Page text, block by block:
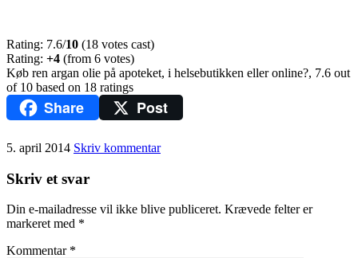
Rating: 7.6/10 (18 votes cast)
Rating: +4 (from 6 votes)
Køb ren argan olie på apoteket, i helsebutikken eller online?, 7.6 out
of 10 based on 18 ratings
Share Post
5. april 2014 Skriv kommentar
Skriv et svar
Din e-mailadresse vil ikke blive publiceret. Krævede felter er
markeret med *
Kommentar *